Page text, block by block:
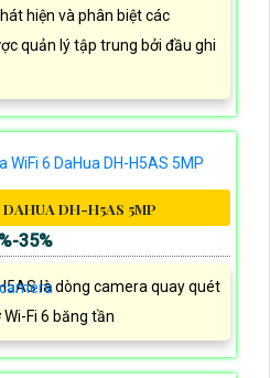
hiện và phân biệt các
quản lý tập trung bởi đầu ghi
DH-H5AS 5MP
35%
là dòng camera quay quét
Fi 6 băng tần